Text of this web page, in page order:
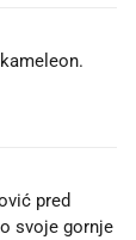
pred
svoje gornje